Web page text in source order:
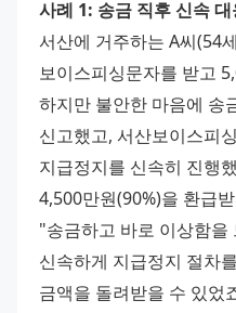
사례 1: 송금 직후 신속
서산에 거주하는 A씨(54
보이스피싱문자를 받고
하지만 불안한 마음에 송
신고했고, 서산보이스피
지급정지를 신속히 진행
4,500만원(90%)을 환급
"송금하고 바로 이상함을
신속하게 지급정지 절차
금액을 돌려받을 수 있었